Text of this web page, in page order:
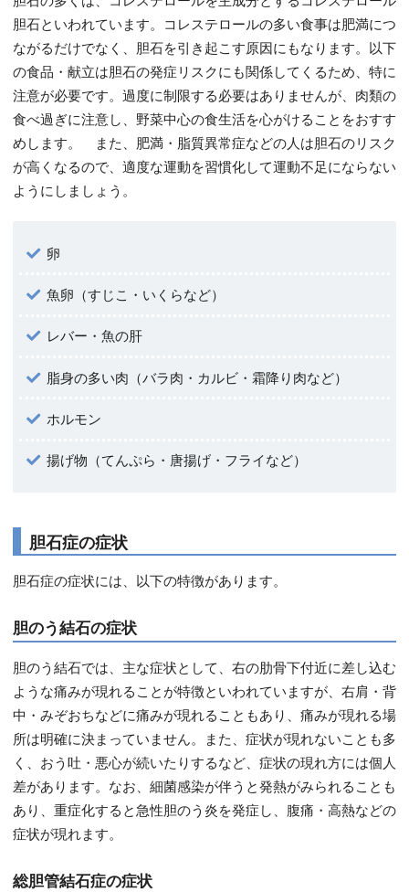
胆石といわれています。コレステロールの多い食事は肥満につ
ながるだけでなく、胆石を引き起こす原因にもなります。以下
の食品・献立は胆石の発症リスクにも関係してくるため、特に
注意が必要です。過度に制限する必要はありませんが、肉類の
食べ過ぎに注意し、野菜中心の食生活を心がけることをおすす
めします。 また、肥満・脂質異常症などの人は胆石のリスク
が高くなるので、適度な運動を習慣化して運動不足にならない
ようにしましょう。
卵
魚卵（すじこ・いくらなど）
レバー・魚の肝
脂身の多い肉（バラ肉・カルビ・霜降り肉など）
ホルモン
揚げ物（てんぷら・唐揚げ・フライなど）
胆石症の症状
胆石症の症状には、以下の特徴があります。
胆のう結石の症状
胆のう結石では、主な症状として、右の肋骨下付近に差し込む
ような痛みが現れることが特徴といわれていますが、右肩・背
中・みぞおちなどに痛みが現れることもあり、痛みが現れる場
所は明確に決まっていません。また、症状が現れないことも多
く、おう吐・悪心が続いたりするなど、症状の現れ方には個人
差があります。なお、細菌感染が伴うと発熱がみられることも
あり、重症化すると急性胆のう炎を発症し、腹痛・高熱などの
症状が現れます。
総胆管結石症の症状